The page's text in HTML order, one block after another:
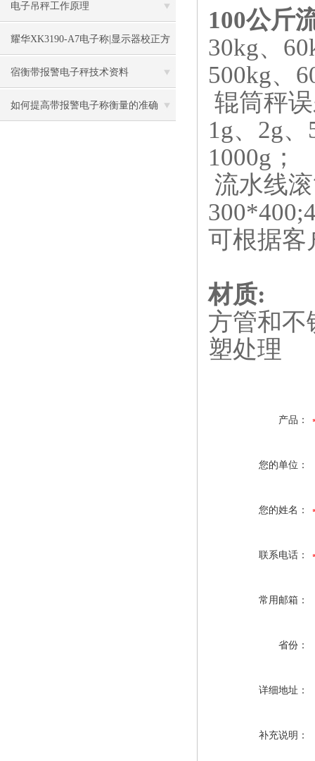
电子吊秤工作原理
耀华XK3190-A7电子称|显示器校正方
法
宿衡带报警电子秤技术资料
如何提高带报警电子称衡量的准确
100公斤
30kg、
500kg、
辊筒秤
1g、 2g、
1000g ；
流水线
可根据客
材质:
方管和不
塑处理
产品：
您的单位：
您的姓名：
联系电话：
常用邮箱：
省份：
详细地址：
补充说明：